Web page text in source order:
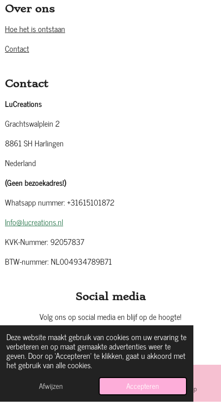
Deze website maakt gebruik van cookies om uw ervaring te
verbeteren en op maat gemaakte advertenties weer te
geven. Door op ‘Accepteren’ te klikken, gaat u akkoord met
het gebruik van alle cookies.
Afwijzen Accepteren
Over ons
Hoe het is ontstaan
Contact
Contact
LuCreations
Grachtswalplein 2
8861 SH Harlingen
Nederland
(Geen bezoekadres!)
Whatsapp nummer: +31615101872
Info@lucreations.nl
KVK-Nummer: 92057837
BTW-nummer: NL004934789B71
Social media
Volg ons op social media en blijf op de hoogte!
F
a
c
o
I
n
t
a
g
W
h
t
s
A
© 2024 LuCreations
E-mailadres Instagram WhatsApp